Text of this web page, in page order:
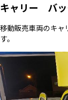
キャリー バ
移動販売車両のキャ
す。